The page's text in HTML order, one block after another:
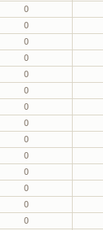
0
0
0
0
0
0
0
0
0
0
0
0
0
0